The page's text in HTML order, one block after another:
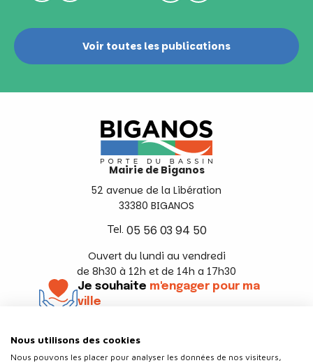
Voir toutes les publications
Mairie de Biganos
52 avenue de la Libération
33380 BIGANOS
Tel. 05 56 03 94 50
Ouvert du lundi au vendredi
de 8h30 à 12h et de 14h a 17h30
Je souhaite m'engager pour ma
ville
Suivez-nous
Nous utilisons des cookies
Nous pouvons les placer pour analyser les données de nos visiteurs,